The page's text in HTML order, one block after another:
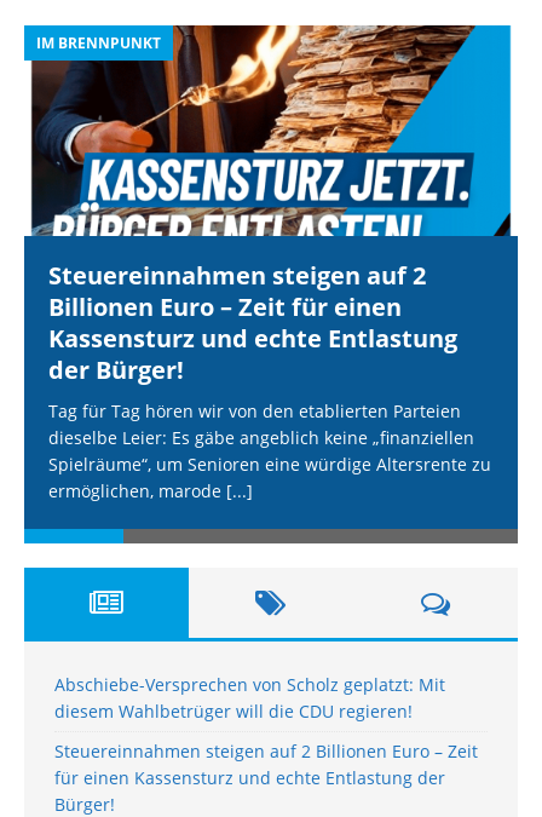
IM BRENNPUNKT
Steuereinnahmen steigen auf 2
Billionen Euro – Zeit für einen
Kassensturz und echte Entlastung
der Bürger!
Tag für Tag hören wir von den etablierten Parteien
dieselbe Leier: Es gäbe angeblich keine „finanziellen
Spielräume“, um Senioren eine würdige Altersrente zu
ermöglichen, marode [...]
Abschiebe-Versprechen von Scholz geplatzt: Mit
diesem Wahlbetrüger will die CDU regieren!
Steuereinnahmen steigen auf 2 Billionen Euro – Zeit
für einen Kassensturz und echte Entlastung der
Bürger!